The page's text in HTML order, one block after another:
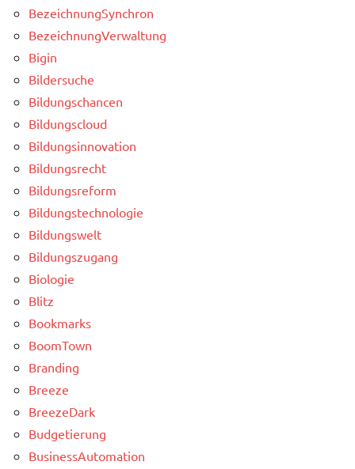
BezeichnungSynchron
BezeichnungVerwaltung
Bigin
Bildersuche
Bildungschancen
Bildungscloud
Bildungsinnovation
Bildungsrecht
Bildungsreform
Bildungstechnologie
Bildungswelt
Bildungszugang
Biologie
Blitz
Bookmarks
BoomTown
Branding
Breeze
BreezeDark
Budgetierung
BusinessAutomation